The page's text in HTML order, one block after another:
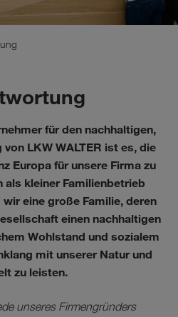
für den nachhaltigen,
LKW WALTER ist es, die
Europa für unsere Firma zu
als kleiner Familienbetrieb
eine große Familie, deren
einen nachhaltigen
Wohlstand und sozialem
mit unserer Natur und
zu leisten.
unseres Firmengründers